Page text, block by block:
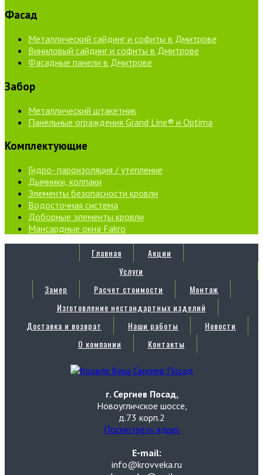
Фасад
Металлический сайдинг и софиты в Дмитрове
Виниловый сайдинг и софиты в Дмитрове
Фасадные панели в Дмитрове
Забор
Металлический штакетник
Панельные ограждения Grand Line® и Optima
Комплектующие
Гидро- пароизоляция / утепление
Дымники, колпаки
Элементы безопасности кровли
Водосточная система
Доборные элементы кровли
Мансардные окна Fakro
Главная
Акции
Услуги
Замер
Расчет стоимости
Монтаж
Изготовление нестандартных изделий
Доставка и возврат
Наши работы
Новости
О компании
Контакты
г. Сергиев Посад,
Новоугличское шоссе,
д.73 корп.2
Посмотреть адрес
E-mail:
info@krovveka.ru